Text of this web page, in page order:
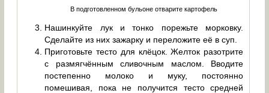
В подготовленном бульоне отварите картофель
Нашинкуйте лук и тонко порежьте морковку.
Сделайте из них зажарку и переложите её в суп.
Приготовьте тесто для клёцок. Желток разотрите
с размягчённым сливочным маслом. Вводите
постепенно молоко и муку, постоянно
помешивая, пока не получится тесто средней